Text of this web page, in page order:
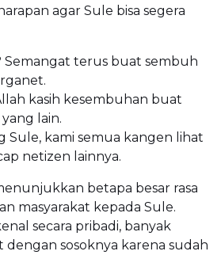
agar Sule bisa segera
Semangat terus buat sembuh
kasih kesembuhan buat
lain.
Sule, kami semua kangen lihat
netizen lainnya.
betapa besar rasa
masyarakat kepada Sule.
secara pribadi, banyak
dengan sosoknya karena sudah